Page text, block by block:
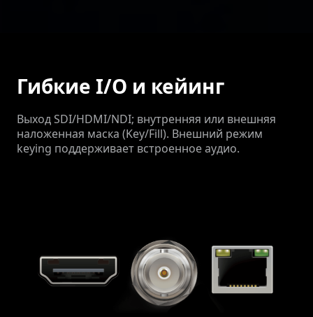
Гибкие I/O и кейинг
Выход SDI/HDMI/NDI; внутренняя или внешняя
наложенная маска (Key/Fill). Внешний режим
keying поддерживает встроенное аудио.